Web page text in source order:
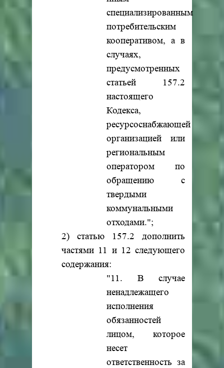
специализированным
потребительским
кооперативом, а в
случаях,
предусмотренных
статьей 157.2
настоящего
Кодекса,
ресурсоснабжающей
организацией или
региональным
оператором по
обращению с
твердыми
коммунальными
отходами.";
2) статью 157.2 дополнить
частями 11 и 12 следующего
содержания:
"11. В случае
ненадлежащего
исполнения
обязанностей
лицом, которое
несет
ответственность за